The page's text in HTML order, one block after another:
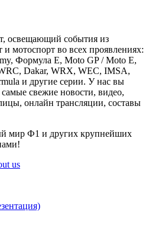
освещающий события из
и мотоспорт во всех проявлениях:
Формула Е, Moto GP / Moto E,
Dakar, WRX, WEC, IMSA,
и другие серии. У нас вы
свежие новости, видео,
онлайн трансляции, составы
мир Ф1 и других крупнейших
us